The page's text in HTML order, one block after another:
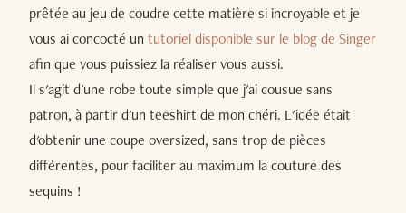
prêtée au jeu de coudre cette matière si incroyable et je
vous ai concocté un tutoriel disponible sur le blog de Singer
afin que vous puissiez la réaliser vous aussi.
Il s'agit d'une robe toute simple que j'ai cousue sans
patron, à partir d'un teeshirt de mon chéri. L'idée était
d'obtenir une coupe oversized, sans trop de pièces
différentes, pour faciliter au maximum la couture des
sequins !